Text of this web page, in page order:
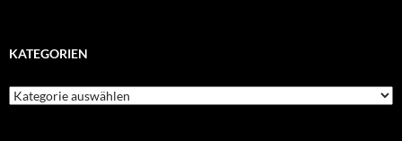
KATEGORIEN
K
a